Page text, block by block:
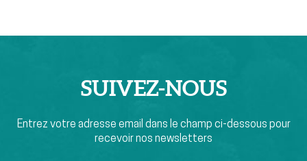
SUIVEZ-NOUS
Entrez votre adresse email dans le champ ci-dessous pour
recevoir nos newsletters